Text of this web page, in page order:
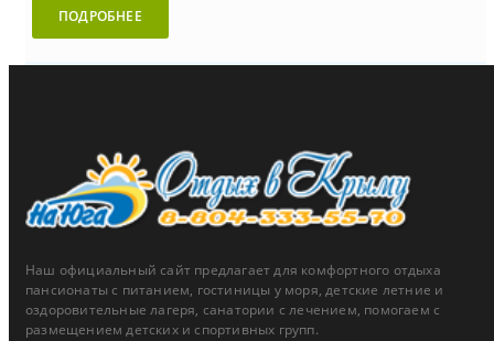
ПОДРОБНЕЕ
Наш официальный сайт предлагает для комфортного отдыха
пансионаты с питанием, гостиницы у моря, детские летние и
оздоровительные лагеря, санатории с лечением, помогаем с
размещением детских и спортивных групп.